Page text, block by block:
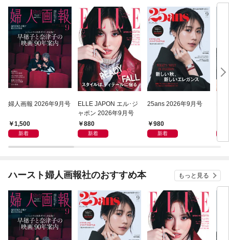
婦人画報 2026年9月号
1,500
新着
ELLE JAPON エル･ジ
ャポン 2026年9月号
880
新着
25ans 2026年9月号
980
新着
ハースト婦人画報社のおすすめ本 もっと見る